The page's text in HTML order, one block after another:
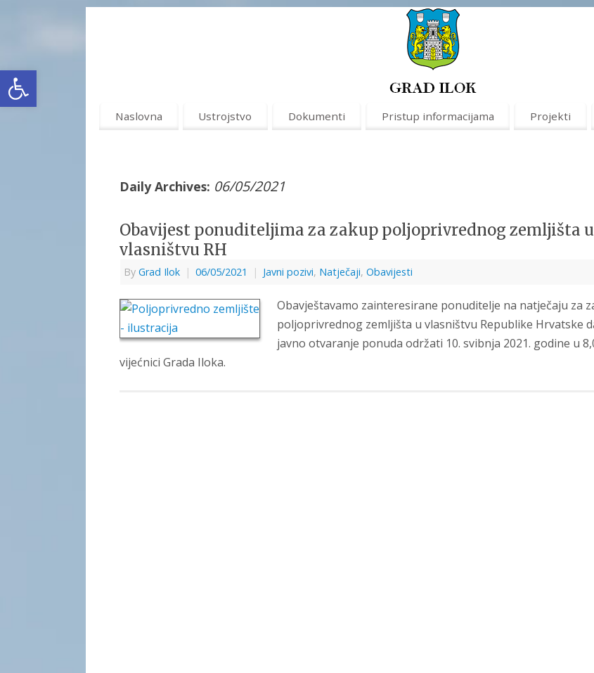
Open toolbar
Naslovna Ustrojstvo Dokumenti Pristup informacijama Projekti
Daily Archives: 06/05/2021
Obavijest ponuditeljima za zakup poljoprivrednog zemljišta u
vlasništvu RH
By Grad Ilok | 06/05/2021 | Javni pozivi, Natječaji, Obavijesti
Obavještavamo zainteresirane ponuditelje na natječaju za
poljoprivrednog zemljišta u vlasništvu Republike Hrvatske
javno otvaranje ponuda održati 10. svibnja 2021. godine u
vijećnici Grada Iloka.